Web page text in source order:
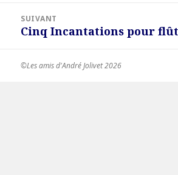
SUIVANT
Article
Cinq Incantations pour
©Les amis d'André Jolivet 2026